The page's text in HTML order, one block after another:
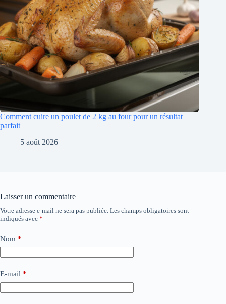
Comment cuire un poulet de 2 kg au four pour un résultat
parfait
5 août 2026
Laisser un commentaire
Votre adresse e-mail ne sera pas publiée. Les champs obligatoires sont
indiqués avec *
Nom *
E-mail *